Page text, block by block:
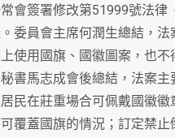
簽署修改第51999號法律
委員會主席何潤生總結，
使用國旗、國徽圖案，也不
馬志成會後總結，法案主
民在莊重場合可佩戴國徽
覆蓋國旗的情況；訂定禁